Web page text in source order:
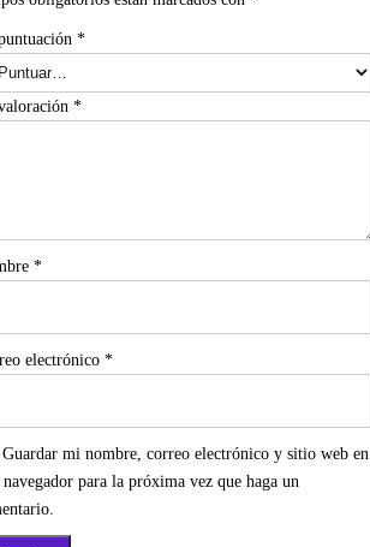
*
*
*
electrónico *
Guardar mi nombre, correo electrónico y sitio web en
navegador para la próxima vez que haga un